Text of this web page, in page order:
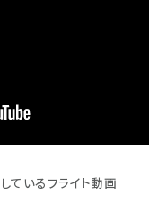
ているフライト動画